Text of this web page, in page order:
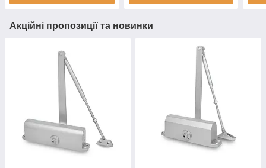
Акційні пропозиції та новинки